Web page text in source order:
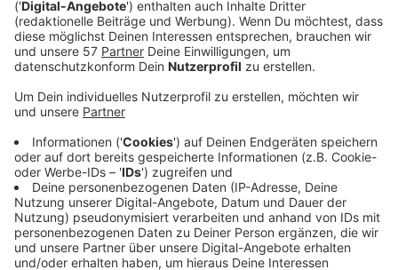
Die Stadt Aachen hat fast 20 Jahre lang mit alten
Telefonverträgen telefoniert, ohne zu prüfen, ob sie
durch eine Neuausschreibung viel Geld hätte sparen
können. Das rügte erst das städtische
Rechnungsprüfungsamt und nun auch der
Steuerzahlerbund. Als Grund für die Treue zum
Altvertrag gab die Stadt - neben Personalmangel - die
Komplexität der Telefondienstleistung durch
"regelmäßige Auslandstelefonie ins Dreiländereck und
zum Beispiel auch durch Rufumleitungen für im
Ausland wohnende Mitarbeiter" an.